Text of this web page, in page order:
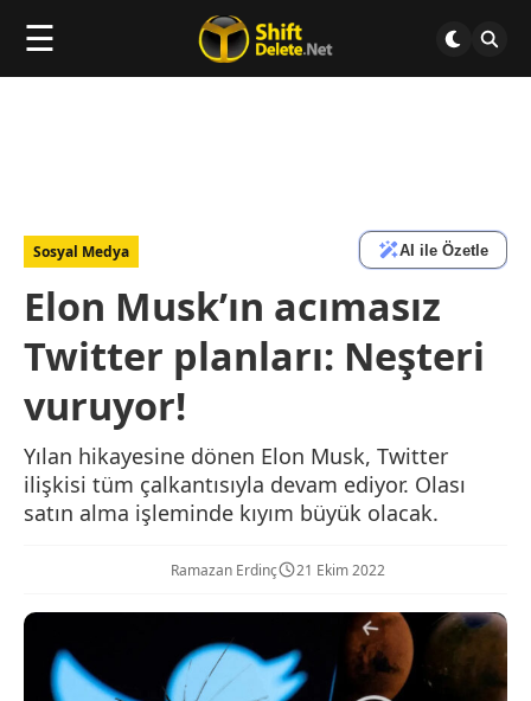
☰
Sosyal Medya AI ile Özetle
Elon Musk’ın acımasız
Twitter planları: Neşteri
vuruyor!
Yılan hikayesine dönen Elon Musk, Twitter
ilişkisi tüm çalkantısıyla devam ediyor. Olası
satın alma işleminde kıyım büyük olacak.
Ramazan Erdinç 21 Ekim 2022